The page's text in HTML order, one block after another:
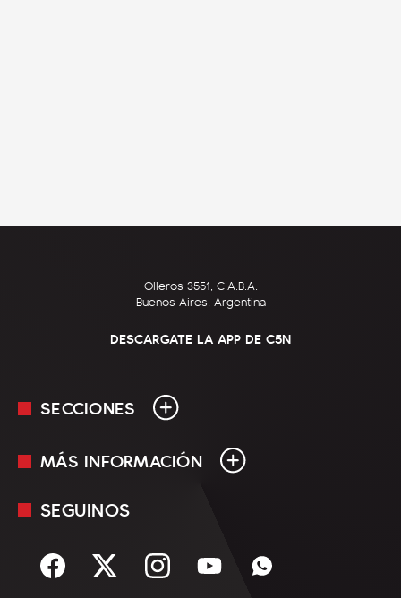
Olleros 3551, C.A.B.A.
Buenos Aires, Argentina
DESCARGATE LA APP DE C5N
SECCIONES
En Vivo
Sociedad
MÁS INFORMACIÓN
Mediakit
Términos y condiciones
SEGUINOS